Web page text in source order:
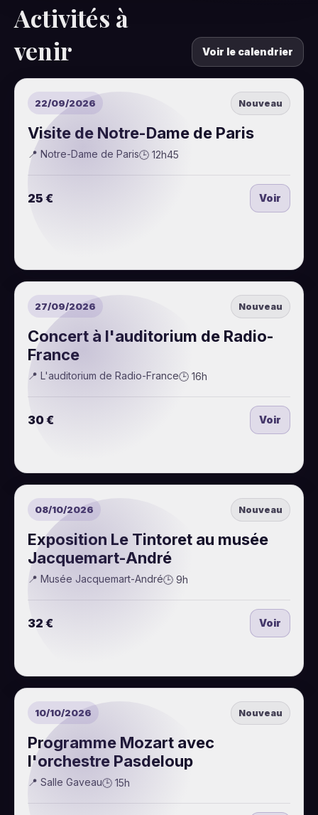
Activités à
venir
Voir le calendrier
22/09/2026 Nouveau
Visite de Notre-Dame de Paris
📍 Notre-Dame de Paris🕒 12h45
25 € Voir
27/09/2026 Nouveau
Concert à l'auditorium de Radio-
France
📍 L'auditorium de Radio-France🕒 16h
30 € Voir
08/10/2026 Nouveau
Exposition Le Tintoret au musée
Jacquemart-André
📍 Musée Jacquemart-André🕒 9h
32 € Voir
10/10/2026 Nouveau
Programme Mozart avec
l'orchestre Pasdeloup
📍 Salle Gaveau🕒 15h